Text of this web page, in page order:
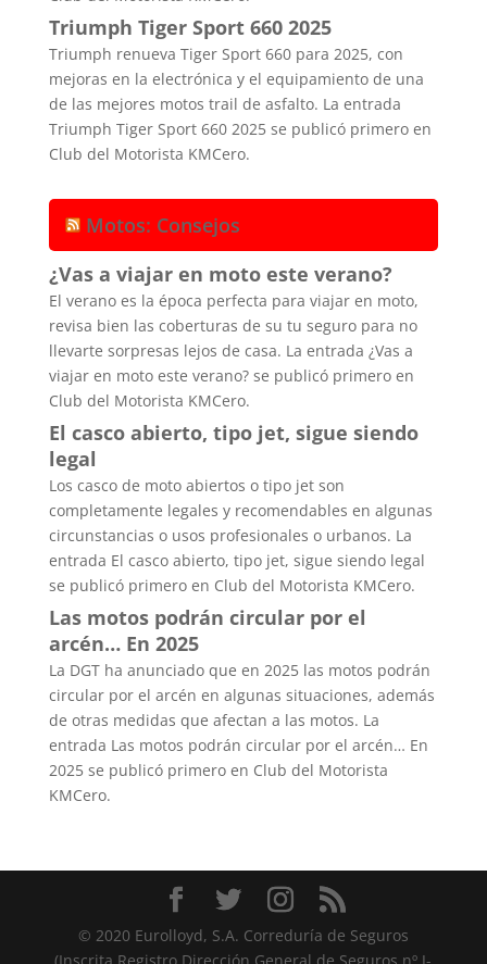
Triumph Tiger Sport 660 2025
Triumph renueva Tiger Sport 660 para 2025, con
mejoras en la electrónica y el equipamiento de una
de las mejores motos trail de asfalto. La entrada
Triumph Tiger Sport 660 2025 se publicó primero en
Club del Motorista KMCero.
Motos: Consejos
¿Vas a viajar en moto este verano?
El verano es la época perfecta para viajar en moto,
revisa bien las coberturas de su tu seguro para no
llevarte sorpresas lejos de casa. La entrada ¿Vas a
viajar en moto este verano? se publicó primero en
Club del Motorista KMCero.
El casco abierto, tipo jet, sigue siendo
legal
Los casco de moto abiertos o tipo jet son
completamente legales y recomendables en algunas
circunstancias o usos profesionales o urbanos. La
entrada El casco abierto, tipo jet, sigue siendo legal
se publicó primero en Club del Motorista KMCero.
Las motos podrán circular por el
arcén… En 2025
La DGT ha anunciado que en 2025 las motos podrán
circular por el arcén en algunas situaciones, además
de otras medidas que afectan a las motos. La
entrada Las motos podrán circular por el arcén… En
2025 se publicó primero en Club del Motorista
KMCero.
© 2020 Eurolloyd, S.A. Correduría de Seguros
(Inscrita Registro Dirección General de Seguros nº J-